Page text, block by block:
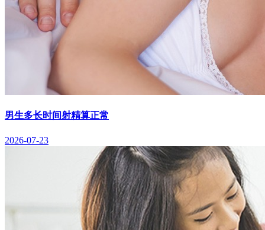
男生多长时间射精算正常
2026-07-23